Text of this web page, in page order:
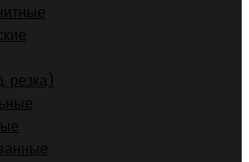
резка)